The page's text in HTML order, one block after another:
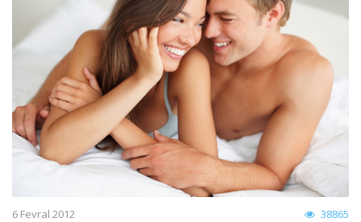
6 Fevral 2012 38865